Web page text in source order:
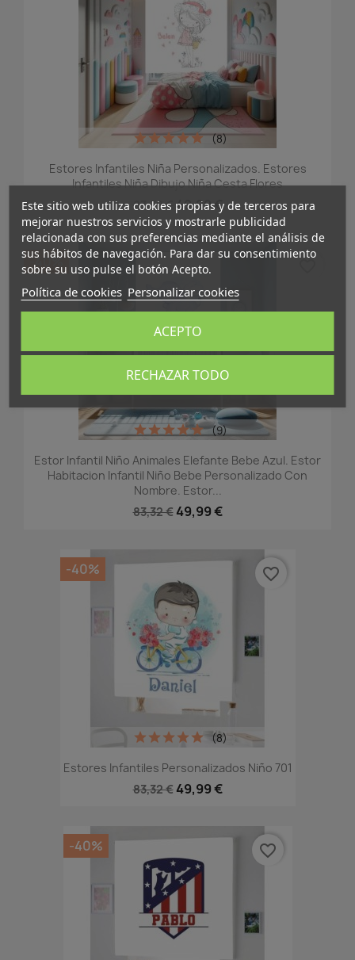
Estores Infantiles Niña Personalizados. Estores
Infantiles Niña Dibujo Niña Cesta Flores
83,32 € 49,99 €
(8)
Estor Infantil Niño Animales Elefante Bebe Azul. Estor
Habitacion Infantil Niño Bebe Personalizado Con
Nombre. Estor...
83,32 € 49,99 €
(9)
-40%
Estores Infantiles Personalizados Niño 701
83,32 € 49,99 €
(8)
-40% favorite_border
-40% favorite_border
Este sitio web utiliza cookies propias y de terceros para
mejorar nuestros servicios y mostrarle publicidad
relacionada con sus preferencias mediante el análisis de
sus hábitos de navegación. Para dar su consentimiento
sobre su uso pulse el botón Acepto.
Política de cookies Personalizar cookies
RECHAZAR TODO
ACEPTO